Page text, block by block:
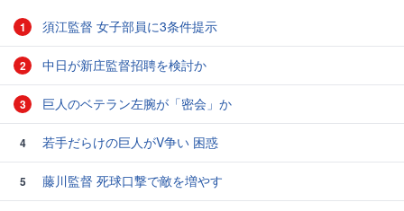
1 須江監督 女子部員に3条件提示
2 中日が新庄監督招聘を検討か
3 巨人のベテラン左腕が「密会」か
4 若手だらけの巨人がV争い 困惑
5
藤川監督 死球口撃で敵を増やす